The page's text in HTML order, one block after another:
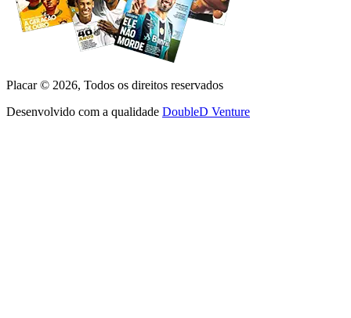
Placar © 2026, Todos os direitos reservados
Desenvolvido com a qualidade DoubleD Venture